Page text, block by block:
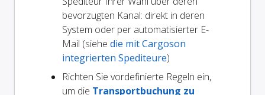
bevorzugten Kanal: direkt in deren
System oder per automatisierter E-
Mail (siehe die mit Cargoson
integrierten Spediteure)
Richten Sie vordefinierte Regeln ein,
um die Transportbuchung zu